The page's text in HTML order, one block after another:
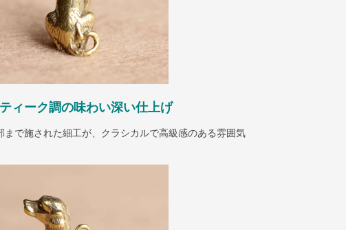
ィーク調の味わい深い仕上げ
まで施された細工が、クラシカルで高級感のある雰囲気